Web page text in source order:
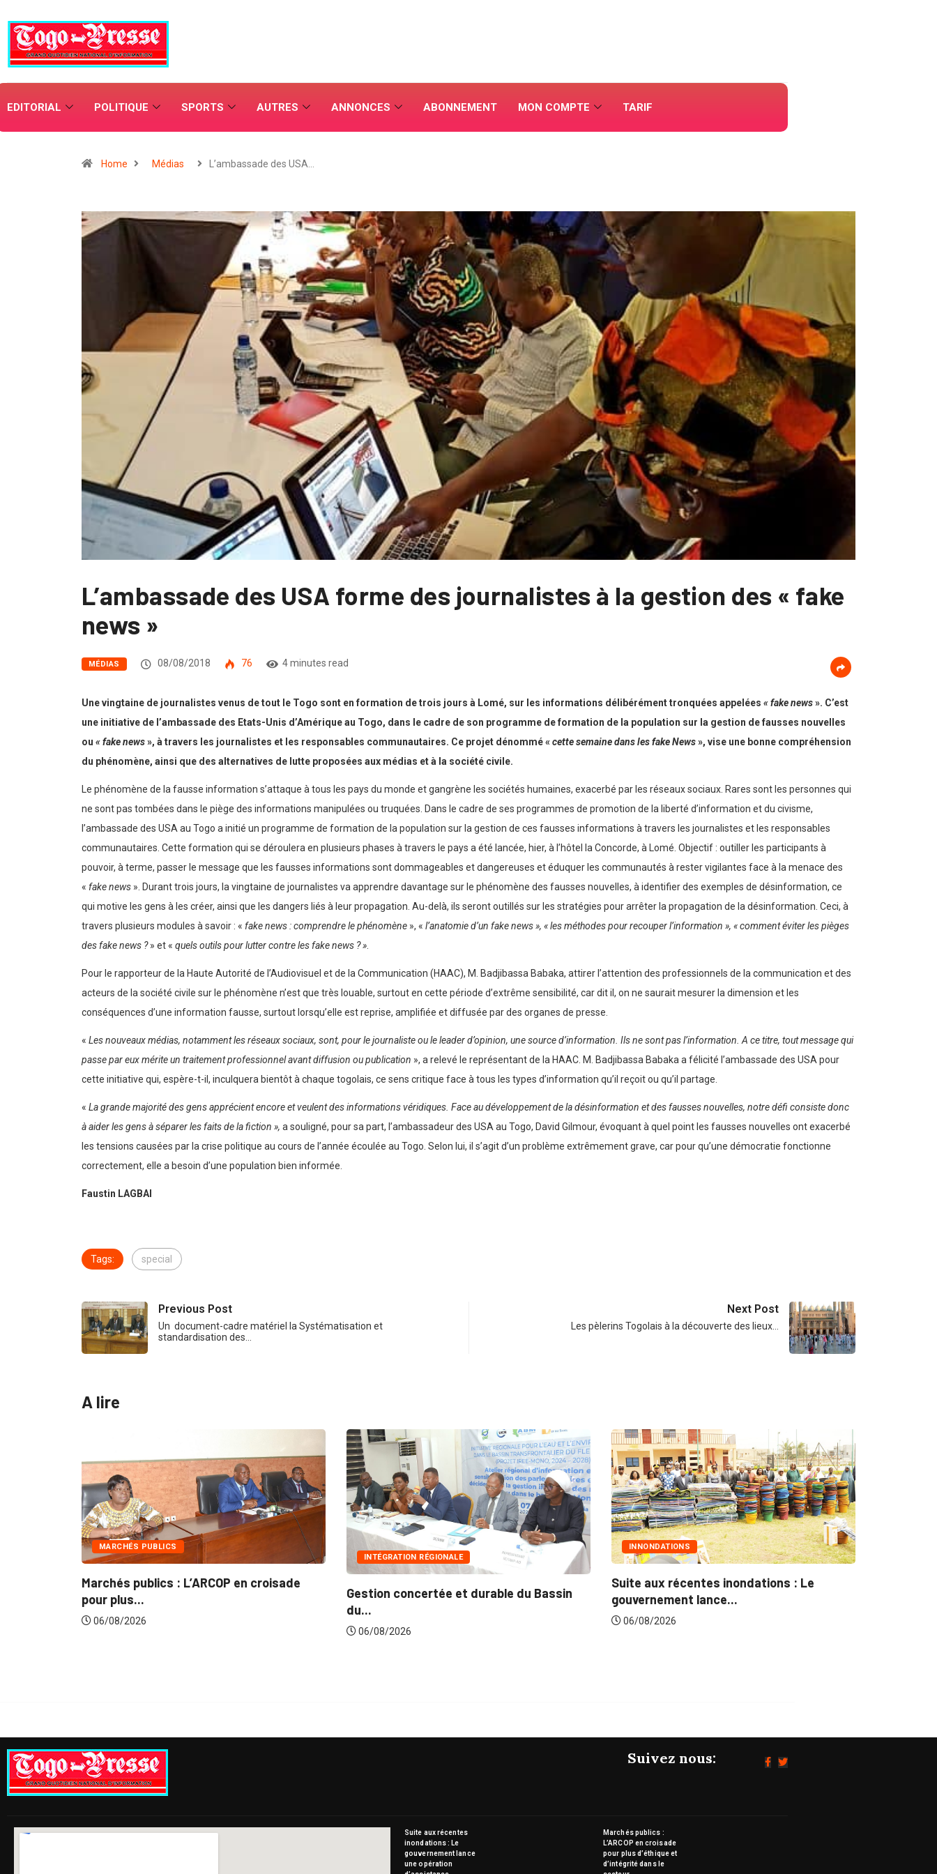
EDITORIAL POLITIQUE SPORTS AUTRES ANNONCES ABONNEMENT MON COMPTE TARIF
Home Médias L’ambassade des USA…
L’ambassade des USA forme des journalistes à la gestion des « fake
news »
MÉDIAS 08/08/2018 76 4 minutes read
Une vingtaine de journalistes venus de tout le Togo sont en formation de trois jours à Lomé, sur les informations délibérément tronquées appelées « fake news». C’est
une initiative de l’ambassade des Etats-Unis d’Amérique au Togo, dans le cadre de son programme de formation de la population sur la gestion de fausses nouvelles
ou « fake news», à travers les journalistes et les responsables communautaires. Ce projet dénommé «cette semaine dans les fake News», vise une bonne compréhension
du phénomène, ainsi que des alternatives de lutte proposées aux médias et à la société civile.
Le phénomène de la fausse information s’attaque à tous les pays du monde et gangrène les sociétés humaines, exacerbé par les réseaux sociaux. Rares sont les personnes qui
ne sont pas tombées dans le piège des informations manipulées ou truquées. Dans le cadre de ses programmes de promotion de la liberté d’information et du civisme,
l’ambassade des USA au Togo a initié un programme de formation de la population sur la gestion de ces fausses informations à travers les journalistes et les responsables
communautaires. Cette formation qui se déroulera en plusieurs phases à travers le pays a été lancée, hier, à l’hôtel la Concorde, à Lomé. Objectif : outiller les participants à
pouvoir, à terme, passer le message que les fausses informations sont dommageables et dangereuses et éduquer les communautés à rester vigilantes face à la menace des
« fake news ». Durant trois jours, la vingtaine de journalistes va apprendre davantage sur le phénomène des fausses nouvelles, à identifier des exemples de désinformation, ce
qui motive les gens à les créer, ainsi que les dangers liés à leur propagation. Au-delà, ils seront outillés sur les stratégies pour arrêter la propagation de la désinformation. Ceci, à
travers plusieurs modules à savoir : « fake news : comprendre le phénomène », « l’anatomie d’un fake news », « les méthodes pour recouper l’information », « comment éviter les pièges
des fake news ?» et « quels outils pour lutter contre les fake news ? »
Pour le rapporteur de la Haute Autorité de l’Audiovisuel et de la Communication (HAAC), M. Badjibassa Babaka, attirer l’attention des professionnels de la communication et des
acteurs de la société civile sur le phénomène n’est que très louable, surtout en cette période d’extrême sensibilité, car dit il, on ne saurait mesurer la dimension et les
conséquences d’une information fausse, surtout lorsqu’elle est reprise, amplifiée et diffusée par des organes de presse.
« Les nouveaux médias, notamment les réseaux sociaux, sont, pour le journaliste ou le leader d’opinion, une source d’information. Ils ne sont pas l’information. A ce titre, tout message qui
passe par eux mérite un traitement professionnel avant diffusion ou publication », a relevé le représentant de la HAAC. M. Badjibassa Babaka a félicité l’ambassade des USA pour
cette initiative qui, espère-t-il, inculquera bientôt à chaque togolais, ce sens critique face à tous les types d’information qu’il reçoit ou qu’il partage.
« La grande majorité des gens apprécient encore et veulent des informations véridiques. Face au développement de la désinformation et des fausses nouvelles, notre défi consiste donc
à aider les gens à séparer les faits de la fiction », a souligné, pour sa part, l’ambassadeur des USA au Togo, David Gilmour, évoquant à quel point les fausses nouvelles ont exacerbé
les tensions causées par la crise politique au cours de l’année écoulée au Togo. Selon lui, il s’agit d’un problème extrêmement grave, car pour qu’une démocratie fonctionne
correctement, elle a besoin d’une population bien informée.
Faustin LAGBAI
Tags: special
Previous Post
Un document-cadre matériel la Systématisation et
standardisation des…
Next Post
Les pèlerins Togolais à la découverte des lieux…
A lire
MARCHÉS PUBLICS
Marchés publics : L’ARCOP en croisade
pour plus...
06/08/2026
INTÉGRATION RÉGIONALE
Gestion concertée et durable du Bassin
du...
06/08/2026
INNONDATIONS
Suite aux récentes inondations : Le
gouvernement lance...
06/08/2026
Suivez nous:
Suite aux récentes
inondations : Le
gouvernement lance
une opération
Marchés publics :
L’ARCOP en croisade
pour plus d’éthique et
d’intégrité dans le